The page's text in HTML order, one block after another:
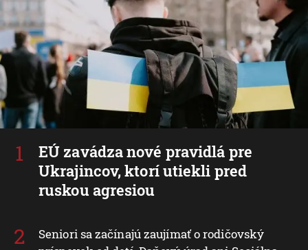
EÚ zavádza nové pravidlá pre
Ukrajincov, ktorí utiekli pred
ruskou agresiou
Seniori sa začínajú zaujímať o rodičovský